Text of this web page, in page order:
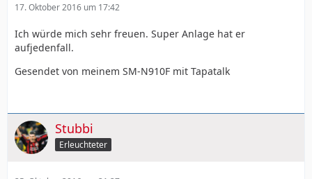
17. Oktober 2016 um 17:42
Ich würde mich sehr freuen. Super Anlage hat er
aufjedenfall.
Gesendet von meinem SM-N910F mit Tapatalk
Stubbi
Erleuchteter